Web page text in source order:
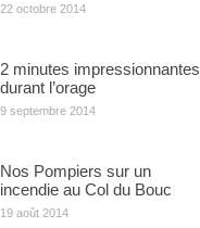
22 octobre 2014
2 minutes impressionnantes
durant l’orage
9 septembre 2014
Nos Pompiers sur un
incendie au Col du Bouc
19 août 2014